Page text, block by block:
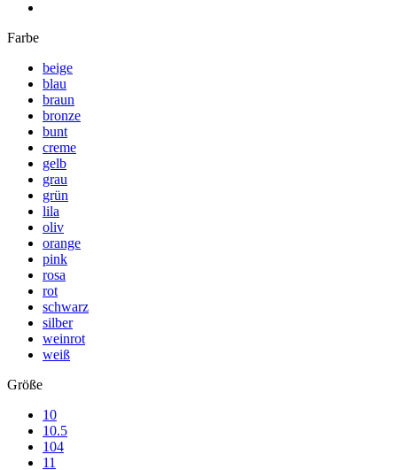
Farbe
beige
blau
braun
bronze
bunt
creme
gelb
grau
grün
lila
oliv
orange
pink
rosa
rot
schwarz
silber
weinrot
weiß
Größe
10
10.5
104
11